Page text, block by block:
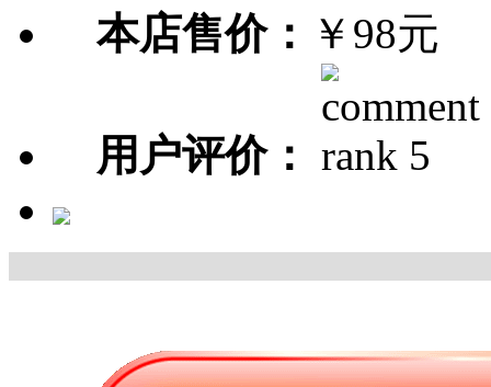
本店售价： ￥98元
用户评价：